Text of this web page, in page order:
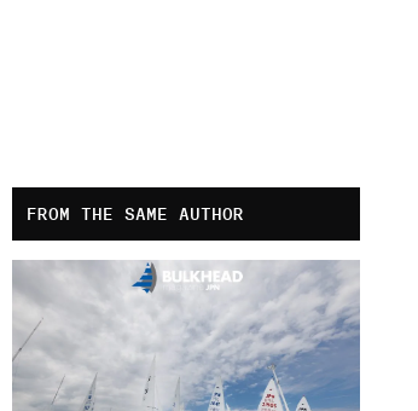
FROM THE SAME AUTHOR